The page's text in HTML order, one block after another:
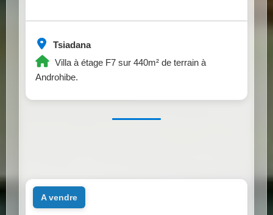
Tsiadana
Villa à étage F7 sur 440m² de terrain à
Androhibe.
a vendre